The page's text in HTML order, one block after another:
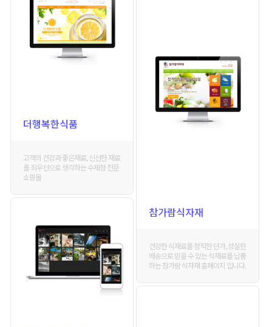
더행복한식품
고객의 건강과 좋은재료, 신선한 재료
를 최우선으로 생각하는 수제청 전문
쇼핑몰
참가람식자재
건강한 식재료를 정직한 단가, 성실한
배송으로 믿을 수 있는 식재료를 납품
하는 참가람 식자재 홈페이지 입니다.